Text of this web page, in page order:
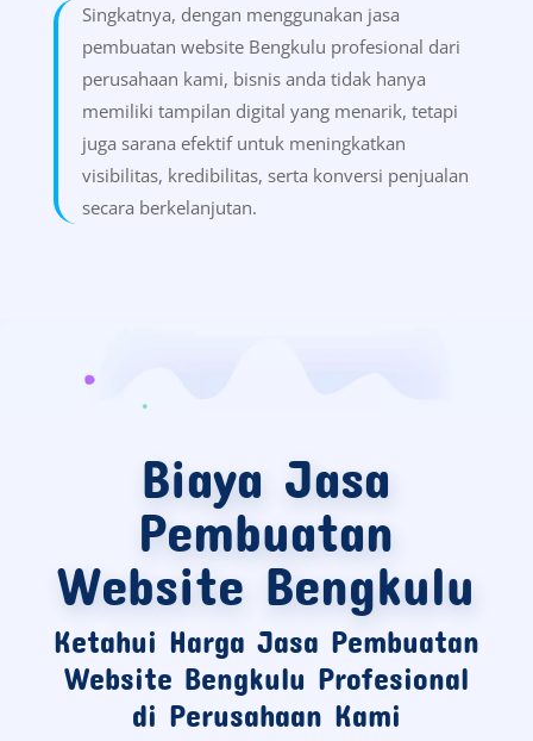
Singkatnya, dengan menggunakan jasa
pembuatan website Bengkulu profesional dari
perusahaan kami, bisnis anda tidak hanya
memiliki tampilan digital yang menarik, tetapi
juga sarana efektif untuk meningkatkan
visibilitas, kredibilitas, serta konversi penjualan
secara berkelanjutan.
Biaya Jasa
Pembuatan
Website Bengkulu
Ketahui Harga Jasa Pembuatan
Website Bengkulu Profesional
di Perusahaan Kami